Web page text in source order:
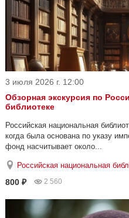
3 июля 2026 г. 12:00
Обзорная экскурсия по
библиотеке
Российская национальная
когда была основана по указу
фонд насчитывает около...
Российская национальная
800 ₽ 2 560